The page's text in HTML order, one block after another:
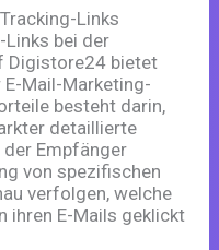
Links
Links bei der
Digistore24 bietet
Mail-Marketing-
besteht darin,
detaillierte
der Empfänger
von spezifischen
verfolgen, welche
ihren E-Mails geklickt